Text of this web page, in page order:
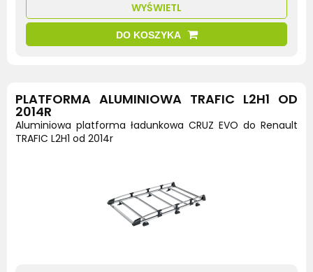
WYŚWIETL
DO KOSZYKA
PLATFORMA ALUMINIOWA TRAFIC L2H1 OD
2014R
Aluminiowa platforma ładunkowa CRUZ EVO do Renault
TRAFIC L2H1 od 2014r